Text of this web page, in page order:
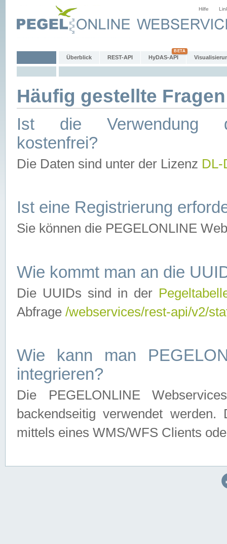
Hilfe
Überblick REST-API HyDAS-API
Häufig gestellte
Ist die Verwendung
kostenfrei?
Die Daten sind unter der Lizenz
Ist eine Registrierung
Sie können die PEGELONLINE
Wie kommt man an die
Die UUIDs sind in der
Abfrage /webservices/rest-api/v2/
Wie kann man
integrieren?
Die PEGELONLINE
backendseitig verwendet
mittels eines WMS/WFS Clients